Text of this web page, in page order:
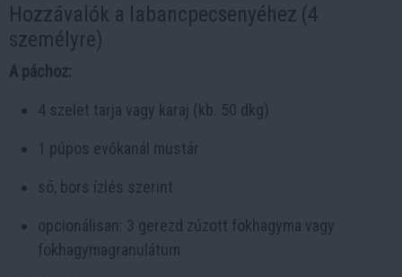
Hozzávalók a labancpecsenyéhez (4
személyre)
A páchoz:
4 szelet tarja vagy karaj (kb. 50 dkg)
1 púpos evőkanál mustár
só, bors ízlés szerint
opcionálisan: 3 gerezd zúzott fokhagyma vagy
fokhagymagranulátum